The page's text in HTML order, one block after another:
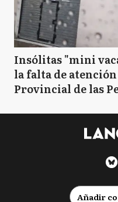
Insólitas "mini
la falta de
Provincial de las
Añadir